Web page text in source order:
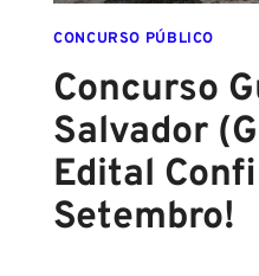
CONCURSO PÚBLICO
Concurso
Salvador
Edital
Setembro!